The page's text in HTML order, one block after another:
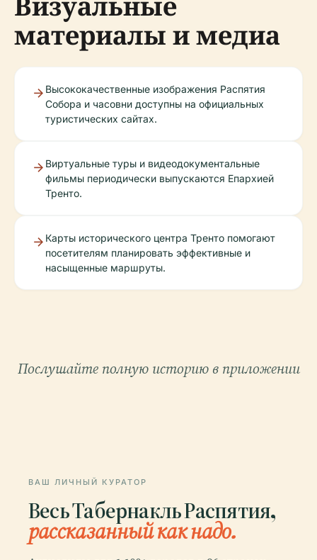
материалы и медиа
Высококачественные изображения Распятия
Собора и часовни доступны на официальных
туристических сайтах.
Виртуальные туры и видеодокументальные
фильмы периодически выпускаются Епархией
Тренто.
Карты исторического центра Тренто помогают
посетителям планировать эффективные и
насыщенные маршруты.
Послушайте полную историю в приложении
ВАШ ЛИЧНЫЙ КУРАТОР
Весь Табернакль Распятия,
рассказанный как надо.